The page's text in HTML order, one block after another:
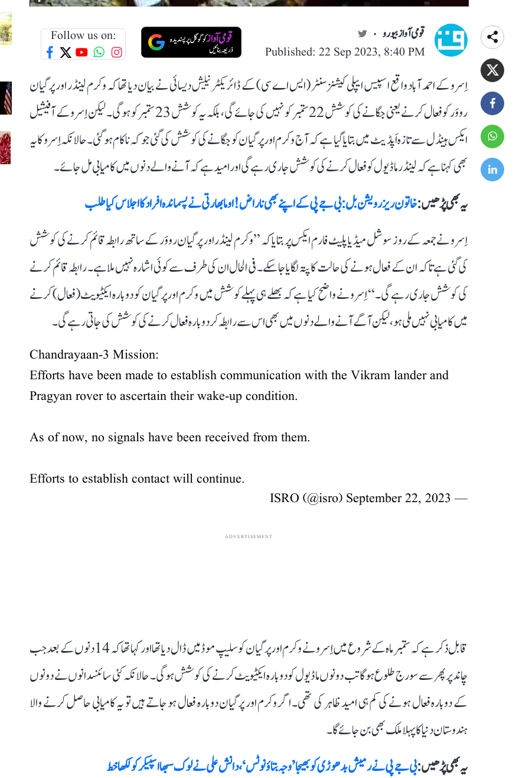
قومی آواز بیورو
Published: 22 Sep 2023, 8:40 PM
Follow us on:
اِسرو کے احمد آباد واقع اسپیس ایپلی کیشنز سنٹر (ایس اے سی) کے ڈائریکٹر نیلیش دیسائی نے بیان دیا تھا کہ وکرم لینڈر اور پرگیان
رووَر کو فعال کرنے یعنی جگانے کی کوشش 22 ستمبر کو نہیں کی جائے گی، بلکہ یہ کوشش 23 ستمبر کو ہوگی۔ لیکن اِسرو کے آفیشیل
ایکس ہینڈل سے تازہ اَپڈیٹ میں بتایا گیا ہے کہ آج وکرم اور پرگیان کو جگانے کی کوشش کی گئی جو کہ ناکام ہو گئی۔ حالانکہ اِسرو کا یہ
بھی کہنا ہے کہ لینڈر ماڈیول کو فعال کرنے کی کوشش جاری رہے گی اور امید ہے کہ آنے والے دنوں میں کامیابی مل جائے۔
یہ بھی پڑھیں :خاتون ریزرویشن بل: بی جے پی کے اپنے بھی ناراض! اوما بھارتی نے پسماندہ افراد کا اجلاس کیا طلب
اِسرو نے جمعہ کے روز سوشل میڈیا پلیٹ فارم ایکس پر بتایا کہ ’’وکرم لینڈر اور پرگیان رووَر کے ساتھ رابطہ قائم کرنے کی کوشش
کی گئی ہے تاکہ ان کے فعال ہونے کی حالت کا پتہ لگایا جا سکے۔ فی الحال ان کی طرف سے کوئی اشارہ نہیں ملا ہے۔ رابطہ قائم کرنے
کی کوشش جاری رہے گی۔‘‘ اِسرو نے واضح کیا ہے کہ بھلے ہی پہلے کوشش میں وکرم اور پرگیان کو دوبارہ ایکٹیویٹ (فعال) کرنے
میں کامیابی نہیں ملی ہو، لیکن آگے آنے والے دنوں میں بھی اس سے رابطہ کر دوبارہ فعال کرنے کی کوشش کی جاتی رہے گی۔
Chandrayaan-3 Mission:
Efforts have been made to establish communication with the Vikram lander and
Pragyan rover to ascertain their wake-up condition.
As of now, no signals have been received from them.
Efforts to establish contact will continue.
— ISRO (@isro)
September 22, 2023
ADVERTISEMENT
قابل ذکر ہے کہ ستمبر ماہ کے شروع میں اِسرو نے وکرم اور پرگیان کو سلیپ موڈ میں ڈال دیا تھا اور کہا تھا کہ 14 دنوں کے بعد جب
چاند پر پھر سے سورج طلوع ہوگا تب دونوں ماڈیول کو دوبارہ ایکٹیویٹ کرنے کی کوشش ہوگی۔ حالانکہ کئی سائنسدانوں نے دونوں
کے دوبارہ فعال ہونے کی کم ہی امید ظاہر کی تھی۔ اگر وکرم اور پرگیان دوبارہ فعال ہو جاتے ہیں تو یہ کامیابی حاصل کرنے والا
ہندوستان دنیا کا پہلا ملک بھی بن جائے گا۔
یہ بھی پڑھیں :بی جے پی نے رمیش بدھوڑی کو بھیجا ’وجہ بتاؤ نوٹس‘، دانش علی نے لوک سبھا اسپیکر کو لکھا خط